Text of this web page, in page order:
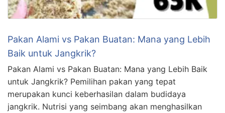
Pakan Alami vs Pakan Buatan: Mana yang Lebih
Baik untuk Jangkrik?
Pakan Alami vs Pakan Buatan: Mana yang Lebih Baik
untuk Jangkrik? Pemilihan pakan yang tepat
merupakan kunci keberhasilan dalam budidaya
jangkrik. Nutrisi yang seimbang akan menghasilkan